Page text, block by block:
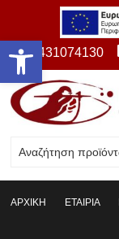
Ανοίξτε τη γραμμή εργαλείων 2431074130
ΑΡΧΙΚΗ ΕΤΑΙΡΙΑ